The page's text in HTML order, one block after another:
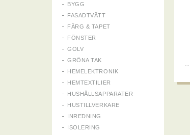
BYGG
FASADTVÄTT
FÄRG & TAPET
FÖNSTER
GOLV
GRÖNA TAK
HEMELEKTRONIK
HEMTEXTILIER
HUSHÅLLSAPPARATER
HUSTILLVERKARE
INREDNING
ISOLERING